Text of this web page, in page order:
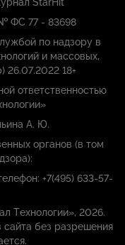
StarHit
ФС 77 - 83698
по надзору в
и массовых,
26.07.2022 18+
ответственностью
А. Ю.
органов (в том
+7(495) 633-57-
Технологии», 2026.
без разрешения